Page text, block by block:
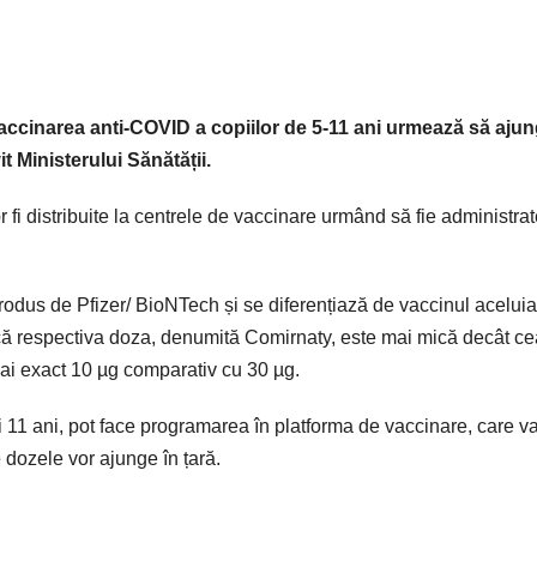
anti-COVID a copiilor de 5-11 ani urmează să
Ministerului Sănătății.
fi distribuite la centrele de vaccinare urmând să fie
de Pfizer/ BioNTech și se diferențiază de vaccinul
respectiva doza, denumită Comirnaty, este mai mică decât
exact 10 µg comparativ cu 30 µg.
ani, pot face programarea în platforma de vaccinare, care
vor ajunge în țară.